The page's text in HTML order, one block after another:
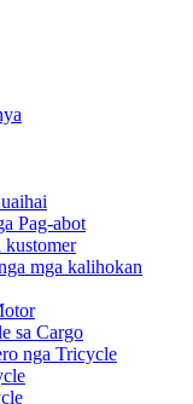
Pag-abot
kustomer
mga kalihokan
sa Cargo
nga Tricycle